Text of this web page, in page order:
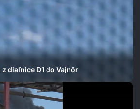
diaľnice D1 do Vajnôr